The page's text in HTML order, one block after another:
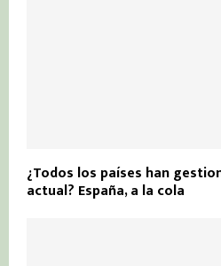
¿Todos los países han
actual? España, a la cola